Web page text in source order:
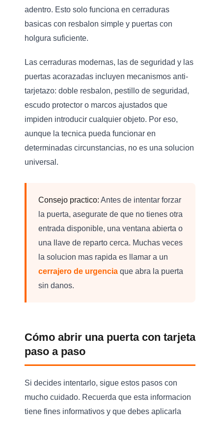
adentro. Esto solo funciona en cerraduras
basicas con resbalon simple y puertas con
holgura suficiente.
Las cerraduras modernas, las de seguridad y las
puertas acorazadas incluyen mecanismos anti-
tarjetazo: doble resbalon, pestillo de seguridad,
escudo protector o marcos ajustados que
impiden introducir cualquier objeto. Por eso,
aunque la tecnica pueda funcionar en
determinadas circunstancias, no es una solucion
universal.
Consejo practico: Antes de intentar forzar
la puerta, asegurate de que no tienes otra
entrada disponible, una ventana abierta o
una llave de reparto cerca. Muchas veces
la solucion mas rapida es llamar a un
cerrajero de urgencia que abra la puerta
sin danos.
Cómo abrir una puerta con tarjeta
paso a paso
Si decides intentarlo, sigue estos pasos con
mucho cuidado. Recuerda que esta informacion
tiene fines informativos y que debes aplicarla